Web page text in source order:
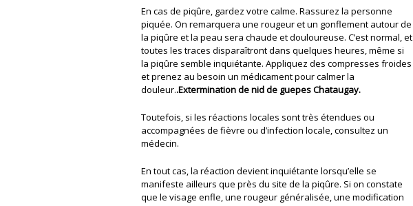
En cas de piqûre, gardez votre calme. Rassurez la personne
piquée. On remarquera une rougeur et un gonflement autour de
la piqûre et la peau sera chaude et douloureuse. C’est normal, et
toutes les traces disparaîtront dans quelques heures, même si
la piqûre semble inquiétante. Appliquez des compresses froides
et prenez au besoin un médicament pour calmer la
douleur..Extermination de nid de guepes Chataugay.
Toutefois, si les réactions locales sont très étendues ou
accompagnées de fièvre ou d’infection locale, consultez un
médecin.
En tout cas, la réaction devient inquiétante lorsqu’elle se
manifeste ailleurs que près du site de la piqûre. Si on constate
que le visage enfle, une rougeur généralisée, une modification